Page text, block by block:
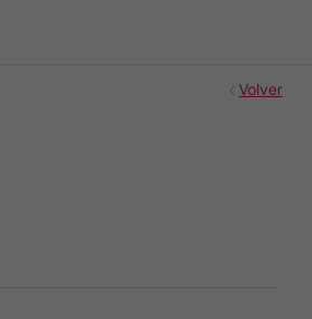
Volver